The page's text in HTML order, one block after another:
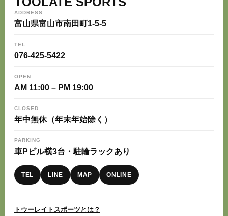
ADDRESS
富山県富山市南田町1-5-5
TEL
076-425-5422
OPEN
AM 11:00 – PM 19:00
CLOSED
年中無休（年末年始除く）
PARKING
車Pビル横3台・駐輪ラックあり
TEL LINE MAP ONLINE
トウーレイトスポーツとは？